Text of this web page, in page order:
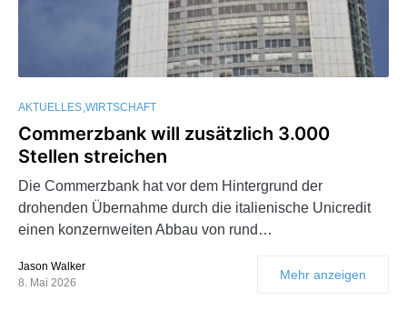
AKTUELLES WIRTSCHAFT
Commerzbank will zusätzlich 3.000
Stellen streichen
Die Commerzbank hat vor dem Hintergrund der
drohenden Übernahme durch die italienische Unicredit
einen konzernweiten Abbau von rund…
Jason Walker
8. Mai 2026
Mehr anzeigen